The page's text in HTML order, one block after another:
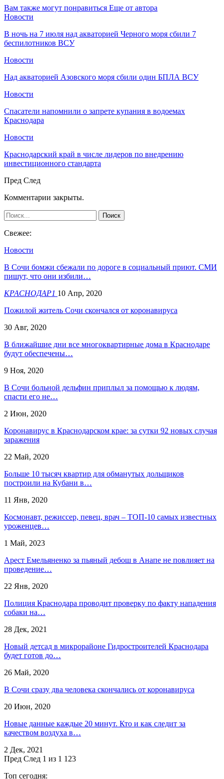
Вам также могут понравиться Еще от автора
Новости
В ночь на 7 июля над акваторией Черного моря сбили 7
беспилотников ВСУ
Новости
Над акваторией Азовского моря сбили один БПЛА ВСУ
Новости
Спасатели напомнили о запрете купания в водоемах
Краснодара
Новости
Краснодарский край в числе лидеров по внедрению
инвестиционного стандарта
Пред След
Комментарии закрыты.
Свежее:
Новости
В Сочи бомжи сбежали по дороге в социальный приют. СМИ
пишут, что они избили…
КРАСНОДАР1 10 Апр, 2020
Пожилой житель Сочи скончался от коронавируса
30 Авг, 2020
В ближайшие дни все многоквартирные дома в Краснодаре
будут обеспечены…
9 Ноя, 2020
В Сочи больной дельфин приплыл за помощью к людям,
спасти его не…
2 Июн, 2020
Коронавирус в Краснодарском крае: за сутки 92 новых случая
заражения
22 Май, 2020
Больше 10 тысяч квартир для обманутых дольщиков
построили на Кубани в…
11 Янв, 2020
Космонавт, режиссер, певец, врач – ТОП-10 самых известных
уроженцев…
1 Май, 2023
Арест Емельяненко за пьяный дебош в Анапе не повлияет на
проведение…
22 Янв, 2020
Полиция Краснодара проводит проверку по факту нападения
собаки на…
28 Дек, 2021
Новый детсад в микрорайоне Гидростроителей Краснодара
будет готов до…
26 Май, 2020
В Сочи сразу два человека скончались от коронавируса
20 Июн, 2020
Новые данные каждые 20 минут. Кто и как следит за
качеством воздуха в…
2 Дек, 2021
Пред След 1 из 1 123
Топ сегодня: